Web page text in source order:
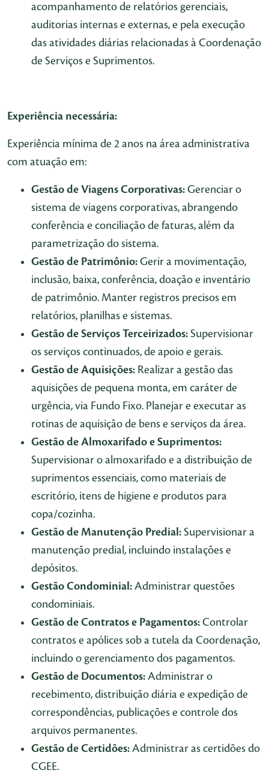
acompanhamento de relatórios gerenciais,
auditorias internas e externas, e pela execução
das atividades diárias relacionadas à Coordenação
de Serviços e Suprimentos.
Experiência necessária:
Experiência mínima de 2 anos na área administrativa
com atuação em:
Gestão de Viagens Corporativas: Gerenciar o
sistema de viagens corporativas, abrangendo
conferência e conciliação de faturas, além da
parametrização do sistema.
Gestão de Patrimônio: Gerir a movimentação,
inclusão, baixa, conferência, doação e inventário
de patrimônio. Manter registros precisos em
relatórios, planilhas e sistemas.
Gestão de Serviços Terceirizados: Supervisionar
os serviços continuados, de apoio e gerais.
Gestão de Aquisições: Realizar a gestão das
aquisições de pequena monta, em caráter de
urgência, via Fundo Fixo. Planejar e executar as
rotinas de aquisição de bens e serviços da área.
Gestão de Almoxarifado e Suprimentos:
Supervisionar o almoxarifado e a distribuição de
suprimentos essenciais, como materiais de
escritório, itens de higiene e produtos para
copa/cozinha.
Gestão de Manutenção Predial: Supervisionar a
manutenção predial, incluindo instalações e
depósitos.
Gestão Condominial: Administrar questões
condominiais.
Gestão de Contratos e Pagamentos: Controlar
contratos e apólices sob a tutela da Coordenação,
incluindo o gerenciamento dos pagamentos.
Gestão de Documentos: Administrar o
recebimento, distribuição diária e expedição de
correspondências, publicações e controle dos
arquivos permanentes.
Gestão de Certidões: Administrar as certidões do
CGEE.